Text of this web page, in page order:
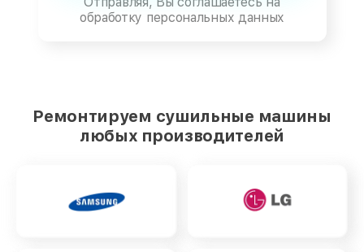
обработку персональных данных
Ремонтируем сушильные машины
любых производителей